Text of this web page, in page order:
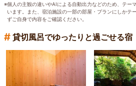
※個人の主観の違いやAIによる自動出力などのため、テー
います。また、宿泊施設の一部の部屋・プランにしかテ
ずご自身で内容をご確認ください。
# 貸切風呂でゆったりと過ごせる宿